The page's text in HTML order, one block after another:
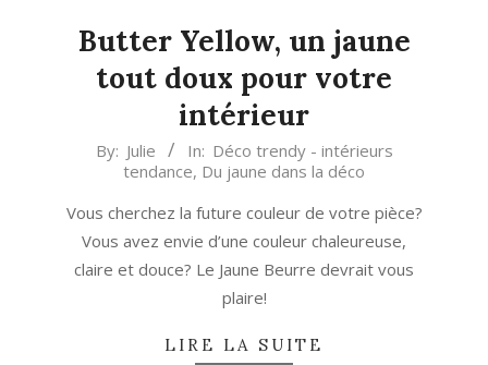
Butter Yellow, un jaune
tout doux pour votre
intérieur
2025-
11
By: Julie In: Déco trendy - intérieurs
tendance, Du jaune dans la déco
Vous cherchez la future couleur de votre pièce?
Vous avez envie d’une couleur chaleureuse,
claire et douce? Le Jaune Beurre devrait vous
plaire!
LIRE LA SUITE